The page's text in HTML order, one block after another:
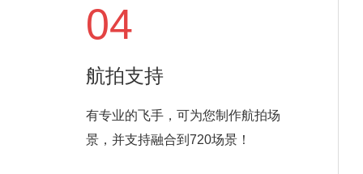
04
航拍支持
有专业的飞手，可为您制作航拍场
景，并支持融合到720场景！